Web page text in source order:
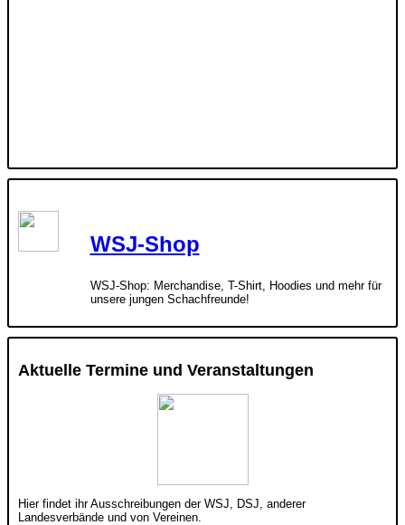
WSJ-Shop
WSJ-Shop: Merchandise, T-Shirt, Hoodies und mehr für
unsere jungen Schachfreunde!
Aktuelle Termine und Veranstaltungen
Hier findet ihr Ausschreibungen der WSJ, DSJ, anderer
Landesverbände und von Vereinen.